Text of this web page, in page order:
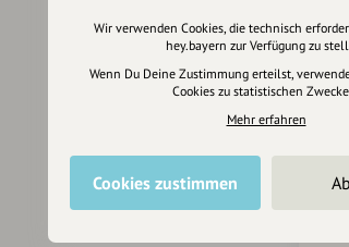
Wir verwenden Cookies, die technisch
hey.bayern zur Verfügung zu
Wenn Du Deine Zustimmung erteilst,
Cookies zu statistischen
Mehr erfahren
Cookies zustimmen